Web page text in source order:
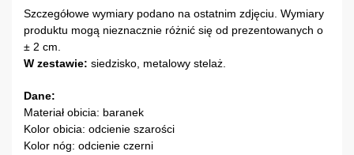
Szczegółowe wymiary podano na ostatnim zdjęciu. Wymiary
produktu mogą nieznacznie różnić się od prezentowanych o
± 2 cm.
W zestawie: siedzisko, metalowy stelaż.
Dane:
Materiał obicia: baranek
Kolor obicia: odcienie szarości
Kolor nóg: odcienie czerni